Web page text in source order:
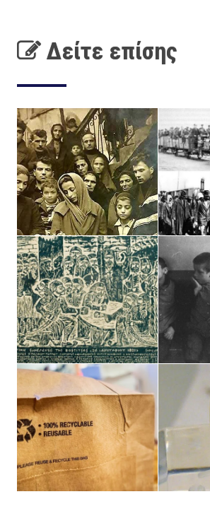
Δείτε επίσης